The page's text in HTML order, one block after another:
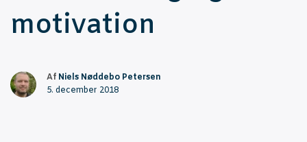
motivation
Af Niels Nøddebo Petersen
5. december 2018